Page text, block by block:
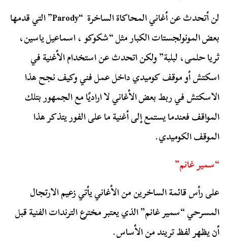
لن أتحدث عن أغاني المحاكاة الساخرة “Parody” التي قدمها
بعض المونولجستات الكبار مثل “شكوكو ، اسماعيل ياسين،
ثريا حلمى، لبلبة” ولكن اتحدث عن استخدام الأغنية في
اسكتش أو موقف كوميدي داخل عمل فني وكيف نجح هذا
الاسكتش في ربط بعض الأغاني لا اراديًا مع الجمهور بتلك
المواقف فعندما يستمع إلى أغنية ما على الفور يتذكر هذا
الموقف الكوميدي.
“سمير غانم”
على رأس قائمة الساخرين من الأغاني يأتي زعيم الارتجال
المسرحي “سمير غانم” الذي يعتبر مخترع الترندات الفنية قبل
أن يظهر لفظ تريند من الأساس.